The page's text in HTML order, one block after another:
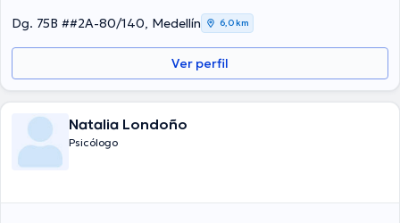
Dg. 75B ##2A-80/140, Medellín 6,0 km
Ver perfil
Natalia Londoño
Psicólogo